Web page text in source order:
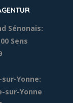
Sénonais:
Sens
Yonne:
sur-Yonne